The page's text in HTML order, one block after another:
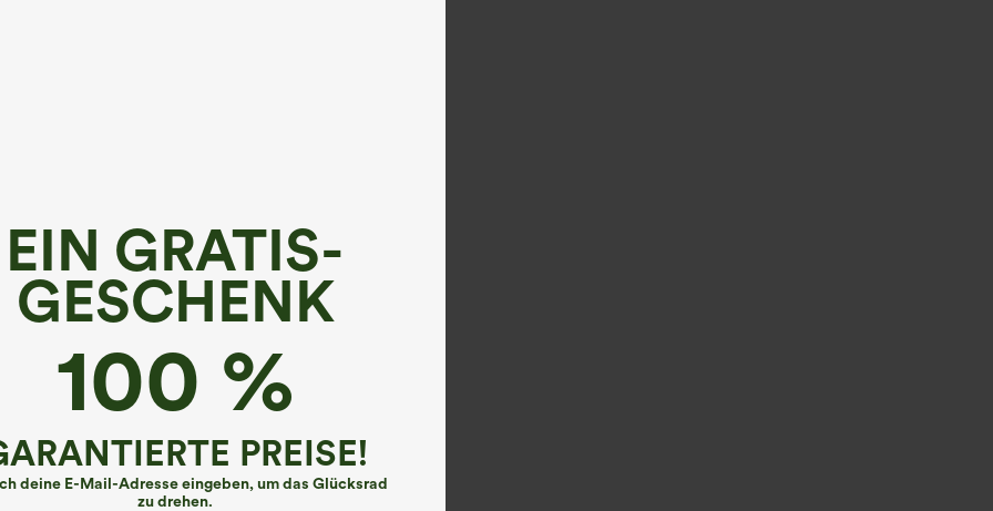
EIN GRATIS-
GESCHENK
100 %
PREISE!
deine E-Mail-Adresse eingeben, um das Glücksrad
zu drehen.